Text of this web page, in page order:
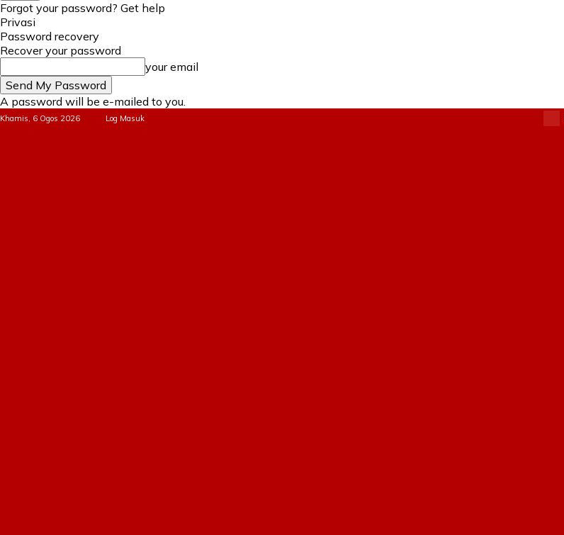
Forgot your password? Get help
Privasi
Password recovery
Recover your password
your email
A password will be e-mailed to you.
Khamis, 6 Ogos 2026 Log Masuk